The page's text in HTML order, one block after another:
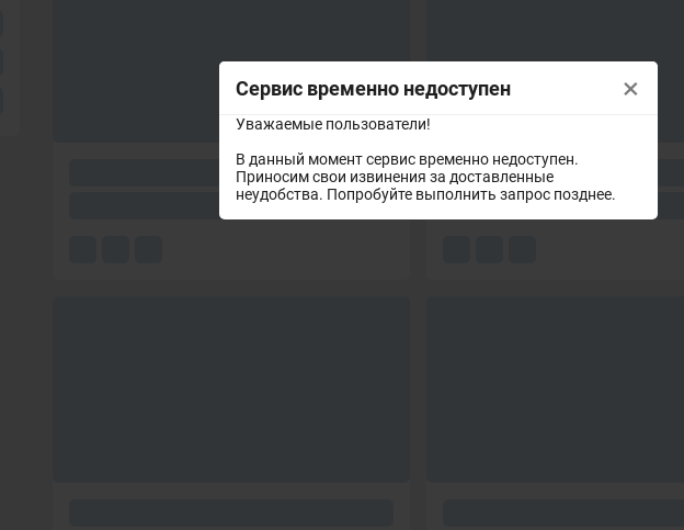
Сервис временно недоступен
Уважаемые пользователи!
В данный момент сервис временно недоступен.
Приносим свои извинения за доставленные
неудобства. Попробуйте выполнить запрос позднее.
×